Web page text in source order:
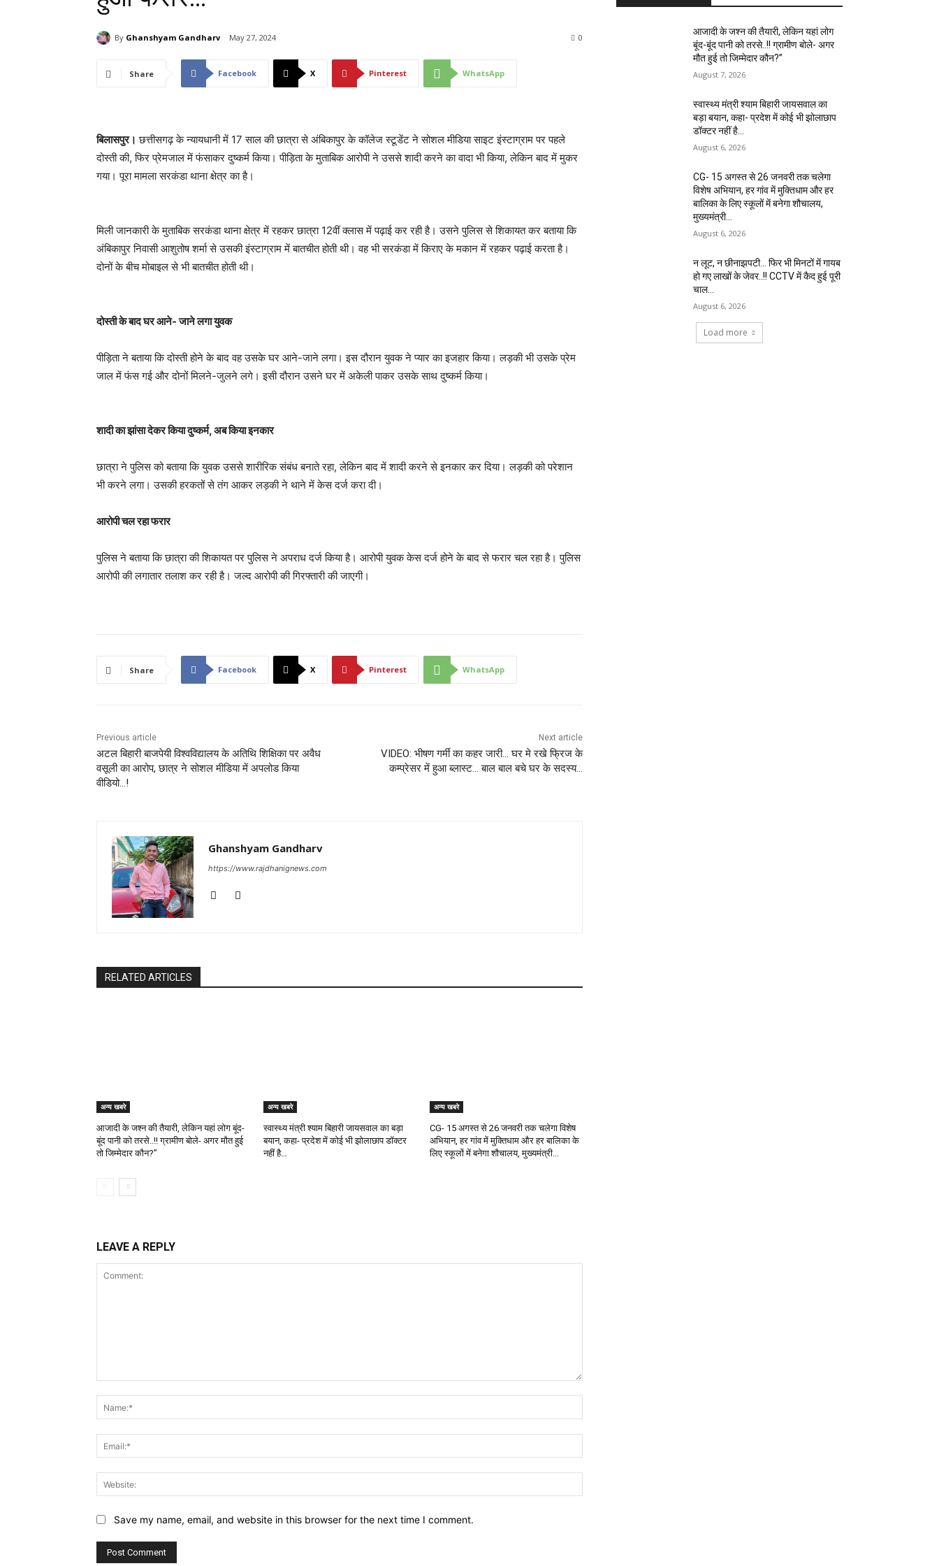
By Ghanshyam Gandharv May 27, 2024 0
Share Facebook X Pinterest WhatsApp
बिलासपुर। छत्तीसगढ़ के न्यायधानी में 17 साल की छात्रा से अंबिकापुर के कॉलेज स्टूडेंट ने सोशल मीडिया साइट इंस्टाग्राम पर पहले
दोस्ती की, फिर प्रेमजाल में फंसाकर दुष्कर्म किया। पीड़िता के मुताबिक आरोपी ने उससे शादी करने का वादा भी किया, लेकिन बाद में मुकर
गया। पूरा मामला सरकंडा थाना क्षेत्र का है।
मिली जानकारी के मुताबिक सरकंडा थाना क्षेत्र में रहकर छात्रा 12वीं क्लास में पढ़ाई कर रही है। उसने पुलिस से शिकायत कर बताया कि
अंबिकापुर निवासी आशुतोष शर्मा से उसकी इंस्टाग्राम में बातचीत होती थी। वह भी सरकंडा में किराए के मकान में रहकर पढ़ाई करता है।
दोनों के बीच मोबाइल से भी बातचीत होती थी।
दोस्ती के बाद घर आने- जाने लगा युवक
पीड़िता ने बताया कि दोस्ती होने के बाद वह उसके घर आने-जाने लगा। इस दौरान युवक ने प्यार का इजहार किया। लड़की भी उसके प्रेम
जाल में फंस गई और दोनों मिलने-जुलने लगे। इसी दौरान उसने घर में अकेली पाकर उसके साथ दुष्कर्म किया।
शादी का झांसा देकर किया दुष्कर्म, अब किया इनकार
छात्रा ने पुलिस को बताया कि युवक उससे शारीरिक संबंध बनाते रहा, लेकिन बाद में शादी करने से इनकार कर दिया। लड़की को परेशान
भी करने लगा। उसकी हरकतों से तंग आकर लड़की ने थाने में केस दर्ज करा दी।
आरोपी चल रहा फरार
पुलिस ने बताया कि छात्रा की शिकायत पर पुलिस ने अपराध दर्ज किया है। आरोपी युवक केस दर्ज होने के बाद से फरार चल रहा है। पुलिस
आरोपी की लगातार तलाश कर रही है। जल्द आरोपी की गिरफ्तारी की जाएगी।
Share Facebook X Pinterest WhatsApp
Previous article
अटल बिहारी बाजपेयी विश्वविद्यालय के अतिथि शिक्षिका पर अवैध
वसूली का आरोप, छात्र ने सोशल मीडिया में अपलोड किया
वीडियो…!
Next article
VIDEO: भीषण गर्मी का कहर जारी… घर मे रखे फ्रिज के
कम्प्रेसर में हुआ ब्लास्ट… बाल बाल बचे घर के सदस्य…
Ghanshyam Gandharv
https://www.rajdhanignews.com
RELATED ARTICLES
अन्य खबरे
आजादी के जश्न की तैयारी, लेकिन यहां लोग बूंद-
बूंद पानी को तरसे..!! ग्रामीण बोले- अगर मौत हुई
तो जिम्मेदार कौन?”
अन्य खबरे
स्वास्थ्य मंत्री श्याम बिहारी जायसवाल का बड़ा
बयान, कहा- प्रदेश में कोई भी झोलाछाप डॉक्टर
नहीं है…
अन्य खबरे
CG- 15 अगस्त से 26 जनवरी तक चलेगा विशेष
अभियान, हर गांव में मुक्तिधाम और हर बालिका के
लिए स्कूलों में बनेगा शौचालय, मुख्यमंत्री...
LEAVE A REPLY
Save my name, email, and website in this browser for the next time I comment.
आजादी के जश्न की तैयारी, लेकिन यहां लोग
बूंद-बूंद पानी को तरसे..!! ग्रामीण बोले- अगर
मौत हुई तो जिम्मेदार कौन?”
August 7, 2026
स्वास्थ्य मंत्री श्याम बिहारी जायसवाल का
बड़ा बयान, कहा- प्रदेश में कोई भी झोलाछाप
डॉक्टर नहीं है…
August 6, 2026
CG- 15 अगस्त से 26 जनवरी तक चलेगा
विशेष अभियान, हर गांव में मुक्तिधाम और हर
बालिका के लिए स्कूलों में बनेगा शौचालय,
मुख्यमंत्री...
August 6, 2026
न लूट, न छीनाझपटी… फिर भी मिनटों में गायब
हो गए लाखों के जेवर..!! CCTV में कैद हुई पूरी
चाल…
August 6, 2026
Load more